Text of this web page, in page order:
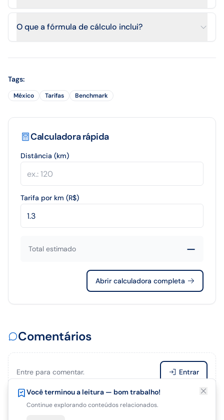
Está gostando deste artigo?
Salve para terminar de ler depois.
Você terminou a leitura — bom trabalho!
Continue explorando conteúdos relacionados.
O que a fórmula de cálculo inclui?
Tags:
México Tarifas Benchmark
Calculadora rápida
Distância (km)
Tarifa por km (R$)
Total estimado —
Abrir calculadora completa
Comentários
Entre para comentar. Entrar
Seja o primeiro a comentar.